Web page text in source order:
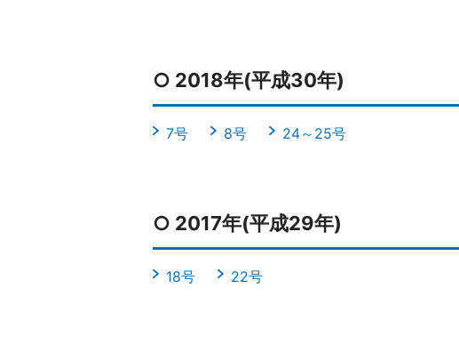
○ 2018年(平成30年)
7号 8号 24～25号
○ 2017年(平成29年)
18号 22号